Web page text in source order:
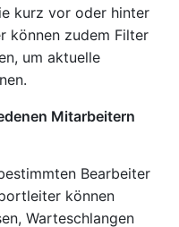
kurz vor oder hinter
können zudem Filter
um aktuelle
Mitarbeitern
Bearbeiter
können
Warteschlangen